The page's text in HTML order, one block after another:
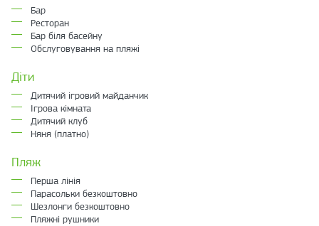
Бар
Ресторан
Бар біля басейну
Обслуговування на пляжі
Діти
Дитячий ігровий майданчик
Ігрова кімната
Дитячий клуб
Няня (платно)
Пляж
Перша лінія
Парасольки безкоштовно
Шезлонги безкоштовно
Пляжні рушники